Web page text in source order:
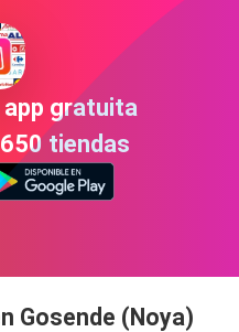
gratuita
tiendas
Gosende (Noya)